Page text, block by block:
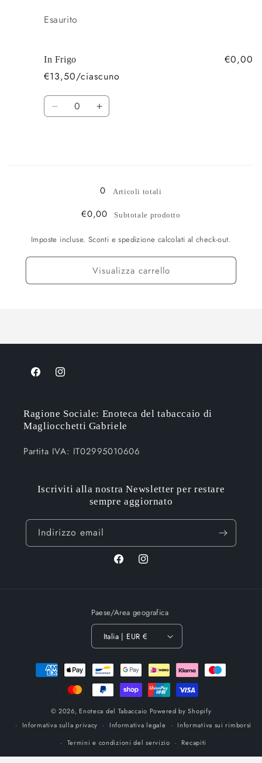
Quantità
Esaurito
In Frigo
€13,50/ciascuno
€0,00
Quantità
DiminuisciAumenta
0 Articoli totali
€0,00 Subtotale prodotto
Imposte incluse. Sconti e spedizione calcolati al check-out.
Visualizza carrello
FacebookInstagram
Ragione Sociale: Enoteca del tabaccaio di
Magliocchetti Gabriele
Partita IVA: IT02995010606
Iscriviti alla nostra Newsletter per restare
sempre aggiornato
Indirizzo email
FacebookInstagram
Paese/Area geografica
Italia | EUR €
Metodi
© 2026, Enoteca del Tabaccaio Powered by Shopify
Informativa sulla privacy
Informativa legale
Informativa sui rimborsi
Termini e condizioni del servizio
Recapiti